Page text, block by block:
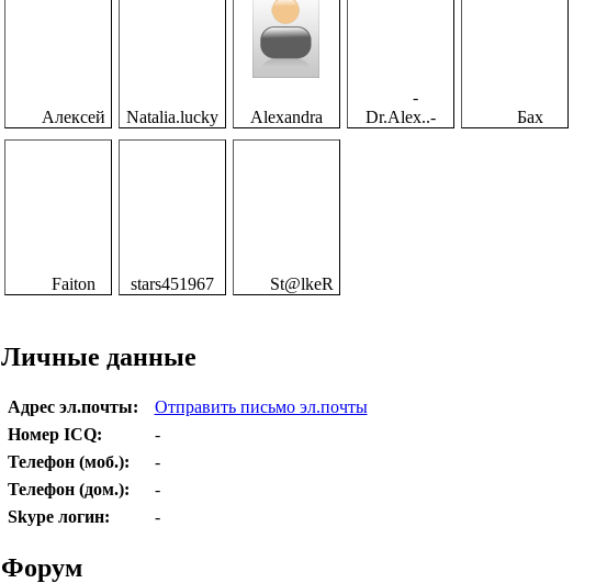
Алексей Natalia.lucky Alexandra
-
Dr.Alex..-
Бах
Faiton stars451967 St@lkeR
Личные данные
Адрес эл.почты:
Отправить письмо эл.почты
Номер ICQ:
-
Телефон (моб.):
-
Телефон (дом.):
-
Skype логин:
-
Форум